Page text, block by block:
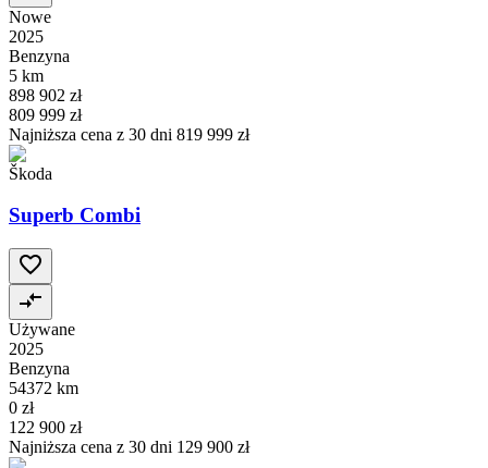
Nowe
2025
Benzyna
5 km
898 902 zł
809 999 zł
Najniższa cena z 30 dni 819 999 zł
Škoda
Superb Combi
Używane
2025
Benzyna
54372 km
0 zł
122 900 zł
Najniższa cena z 30 dni 129 900 zł